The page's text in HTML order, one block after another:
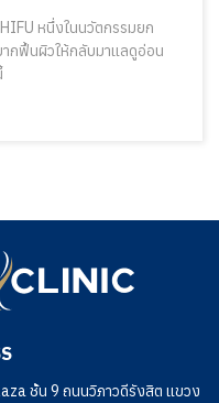
หนึ่งในนวัตกรรมยก
ากฟื้นผิวให้กลับมาแลดูอ่อน
ชั้น 9 ถนนวิภาวดีรังสิต แขวง